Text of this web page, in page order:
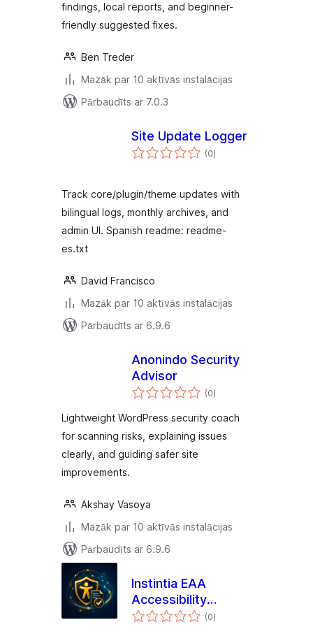
findings, local reports, and beginner-
friendly suggested fixes.
Ben Treder
Mazāk par 10 aktīvās instalācijas
Pārbaudīts ar 7.0.3
Site Update Logger
(0vērtējumu
kopsumma
)
Track core/plugin/theme updates with
bilingual logs, monthly archives, and
admin UI. Spanish readme: readme-
es.txt
David Francisco
Mazāk par 10 aktīvās instalācijas
Pārbaudīts ar 6.9.6
Anonindo Security
Advisor
(0vērtējumu
kopsumma
)
Lightweight WordPress security coach
for scanning risks, explaining issues
clearly, and guiding safer site
improvements.
Akshay Vasoya
Mazāk par 10 aktīvās instalācijas
Pārbaudīts ar 6.9.6
Instintia EAA
Accessibility
Reports
(0vērtējumu
kopsumma
)